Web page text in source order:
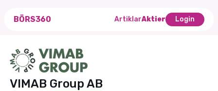
BÖRS360 ArtiklarAktier Login
VIMAB Group AB